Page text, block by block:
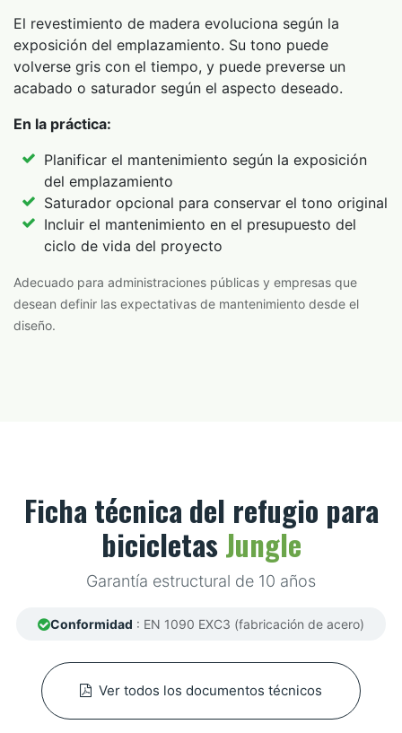
El revestimiento de madera evoluciona según la
exposición del emplazamiento. Su tono puede
volverse gris con el tiempo, y puede preverse un
acabado o saturador según el aspecto deseado.
En la práctica:
Planificar el mantenimiento según la exposición
del emplazamiento
Saturador opcional para conservar el tono original
Incluir el mantenimiento en el presupuesto del
ciclo de vida del proyecto
Adecuado para administraciones públicas y empresas que
desean definir las expectativas de mantenimiento desde el
diseño.
Ficha técnica del refugio para
bicicletasJungle
Garantía estructural de 10 años
Conformidad : EN 1090 EXC3 (fabricación de acero)
Ver todos los documentos técnicos